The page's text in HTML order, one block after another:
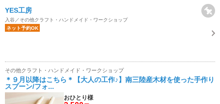
YES工房
入谷／その他クラフト・ハンドメイド・ワークショップ
ネット予約OK
その他クラフト・ハンドメイド・ワークショップ
＊９月以降はこちら＊【大人の工作♪】南三陸産木材を使った手作り
スプーン/フォ...
おひとり様